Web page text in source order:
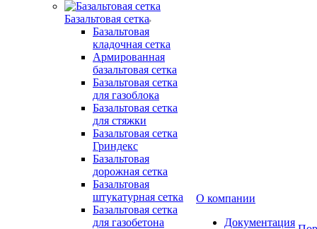
Базальтовая сетка
Базальтовая
кладочная сетка
Армированная
базальтовая сетка
Базальтовая сетка
для газоблока
Базальтовая сетка
для стяжки
Базальтовая сетка
Гриндекс
Базальтовая
дорожная сетка
Базальтовая
штукатурная сетка
Базальтовая сетка
для газобетона
О компании
Документация